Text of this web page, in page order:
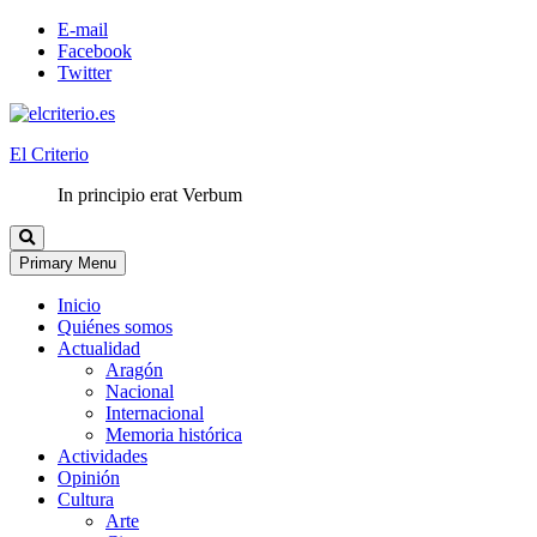
E-mail
Facebook
Twitter
El Criterio
In principio erat Verbum
Primary Menu
Inicio
Quiénes somos
Actualidad
Aragón
Nacional
Internacional
Memoria histórica
Actividades
Opinión
Cultura
Arte